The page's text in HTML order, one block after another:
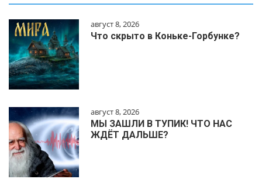
август 8, 2026
Что скрыто в Коньке-Горбунке?
август 8, 2026
МЫ ЗАШЛИ В ТУПИК! ЧТО НАС
ЖДЁТ ДАЛЬШЕ?